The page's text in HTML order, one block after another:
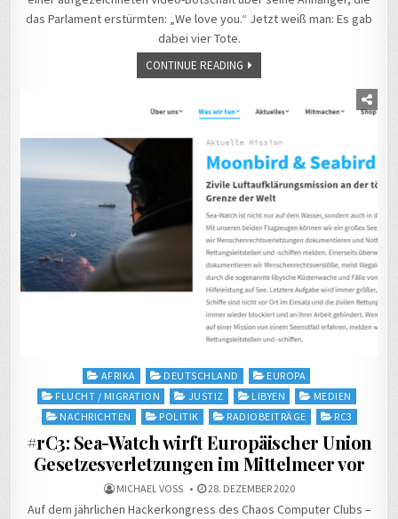
das Parlament erstürmten: „We love you.“ Jetzt weiß man: Es gab
dabei vier Tote.
CONTINUE READING
Posted
in
AFRIKA DEUTSCHLAND
EUROPA
FLUCHT / MIGRATION
JUSTIZ LIBYEN
MEDIEN
NACHRICHTEN
POLITIK RADIOBEITRÄGE RC3
#rC3: Sea-Watch wirft Europäischer Union
Gesetzesverletzungen im Mittelmeer vor
MICHAEL VOSS 28. DEZEMBER 2020
Auf dem jährlichen Hackerkongress des Chaos Computer Clubs –